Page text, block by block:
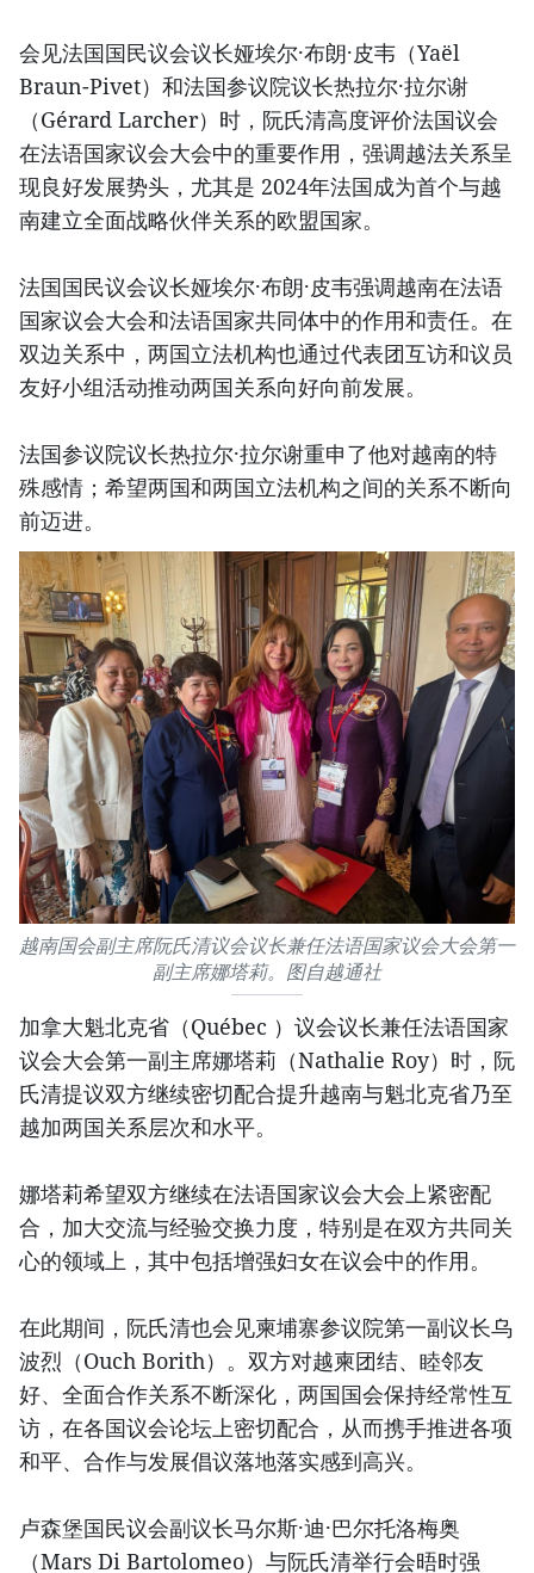
会见法国国民议会议长娅埃尔·布朗·皮韦（Yaël
Braun-Pivet）和法国参议院议长热拉尔·拉尔谢
（Gérard Larcher）时，阮氏清高度评价法国议会
在法语国家议会大会中的重要作用，强调越法关系呈
现良好发展势头，尤其是 2024年法国成为首个与越
南建立全面战略伙伴关系的欧盟国家。
法国国民议会议长娅埃尔·布朗·皮韦强调越南在法语
国家议会大会和法语国家共同体中的作用和责任。在
双边关系中，两国立法机构也通过代表团互访和议员
友好小组活动推动两国关系向好向前发展。
法国参议院议长热拉尔·拉尔谢重申了他对越南的特
殊感情；希望两国和两国立法机构之间的关系不断向
前迈进。
越南国会副主席阮氏清议会议长兼任法语国家议会大会第一
副主席娜塔莉。图自越通社
加拿大魁北克省（Québec ）议会议长兼任法语国家
议会大会第一副主席娜塔莉（Nathalie Roy）时，阮
氏清提议双方继续密切配合提升越南与魁北克省乃至
越加两国关系层次和水平。
娜塔莉希望双方继续在法语国家议会大会上紧密配
合，加大交流与经验交换力度，特别是在双方共同关
心的领域上，其中包括增强妇女在议会中的作用。
在此期间，阮氏清也会见柬埔寨参议院第一副议长乌
波烈（Ouch Borith）。双方对越柬团结、睦邻友
好、全面合作关系不断深化，两国国会保持经常性互
访，在各国议会论坛上密切配合，从而携手推进各项
和平、合作与发展倡议落地落实感到高兴。
卢森堡国民议会副议长马尔斯·迪·巴尔托洛梅奥
（Mars Di Bartolomeo）与阮氏清举行会晤时强